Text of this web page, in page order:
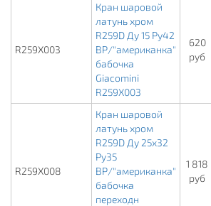
R259X003
Кран шаровой
латунь хром
R259D Ду 15 Ру42
ВР/"американка"
бабочка
Giacomini
R259X003
620
руб
R259X008
Кран шаровой
латунь хром
R259D Ду 25х32
Ру35
ВР/"американка"
бабочка
переходн
1 818
руб